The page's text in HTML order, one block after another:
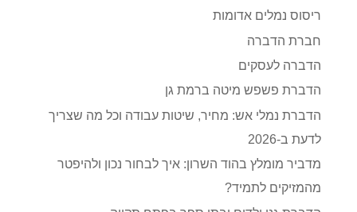
ריסוס נמלים אדומות
חברת הדברה
הדברה לעסקים
הדברת פשפש מיטה ברמת גן
הדברת נמלי אש: מחיר, שיטות עבודה וכל מה שצריך
לדעת ב-2026
מדביר מומלץ בהוד השרון: איך לבחור נכון ולהיפטר
מהמזיקים לתמיד?